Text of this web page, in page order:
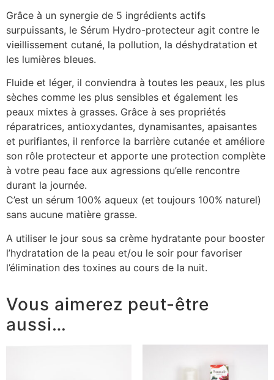
Grâce à un synergie de 5 ingrédients actifs
surpuissants, le Sérum Hydro-protecteur agit contre le
vieillissement cutané, la pollution, la déshydratation et
les lumières bleues.
Fluide et léger, il conviendra à toutes les peaux, les plus
sèches comme les plus sensibles et également les
peaux mixtes à grasses. Grâce à ses propriétés
réparatrices, antioxydantes, dynamisantes, apaisantes
et purifiantes, il renforce la barrière cutanée et améliore
son rôle protecteur et apporte une protection complète
à votre peau face aux agressions qu’elle rencontre
durant la journée.
C’est un sérum 100% aqueux (et toujours 100% naturel)
sans aucune matière grasse.
A utiliser le jour sous sa crème hydratante pour booster
l’hydratation de la peau et/ou le soir pour favoriser
l’élimination des toxines au cours de la nuit.
Vous aimerez peut-être
aussi…